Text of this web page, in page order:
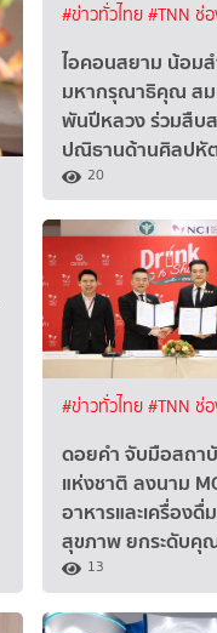
#ข่าวทั่วไทย#TNN ช่
ไอคอนสยาม น้อม
มหากรุณาธิคุณ สม
พันปีหลวง ร่วมสืบ
ปณิธานด้านศิลปหั
20
#ข่าวทั่วไทย#TNN ช่
ดอยคำ จับมือสถาบั
แห่งชาติ ลงนาม
อาหารและเครื่องดื่
สุขภาพ ยกระดับคุ
13